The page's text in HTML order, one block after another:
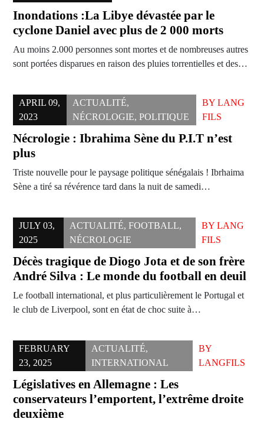
Inondations :La Libye dévastée par le
cyclone Daniel avec plus de 2 000 morts
Au moins 2.000 personnes sont mortes et de nombreuses autres
sont portées disparues en raison des pluies torrentielles et des…
APRIL 09,
2023
ACTUALITÉ,
NÉCROLOGIE,POLITIQUE
BY LANG
FILS
Nécrologie : Ibrahima Sène du P.I.T n’est
plus
Triste nouvelle pour le paysage politique sénégalais ! Ibrhaima
Sène a tiré sa révérence tard dans la nuit de samedi…
JULY 03,
2025
ACTUALITÉ,FOOTBALL,
NÉCROLOGIE
BY LANG
FILS
Décès tragique de Diogo Jota et de son frère
André Silva : Le monde du football en deuil
Le football international, et plus particulièrement le Portugal et
le club de Liverpool, sont en état de choc suite à…
FEBRUARY
23, 2025
ACTUALITÉ,
INTERNATIONAL
BY
LANGFILS
Législatives en Allemagne : Les
conservateurs l’emportent, l’extrême droite
deuxième